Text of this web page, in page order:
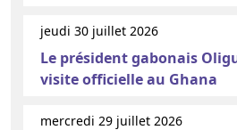
jeudi 30 juillet 2026
Le président gabonais
visite officielle au Ghana
mercredi 29 juillet 2026